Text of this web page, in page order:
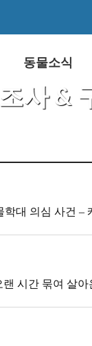
동물소식
조사 &
대 의심 사건 –
랜 시간 묶여 살